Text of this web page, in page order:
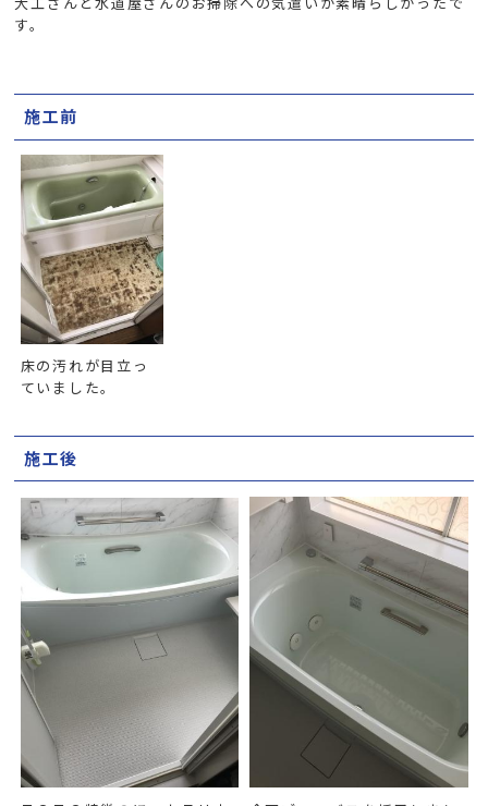
す。
施工前
床の汚れが目立っ
ていました。
施工後